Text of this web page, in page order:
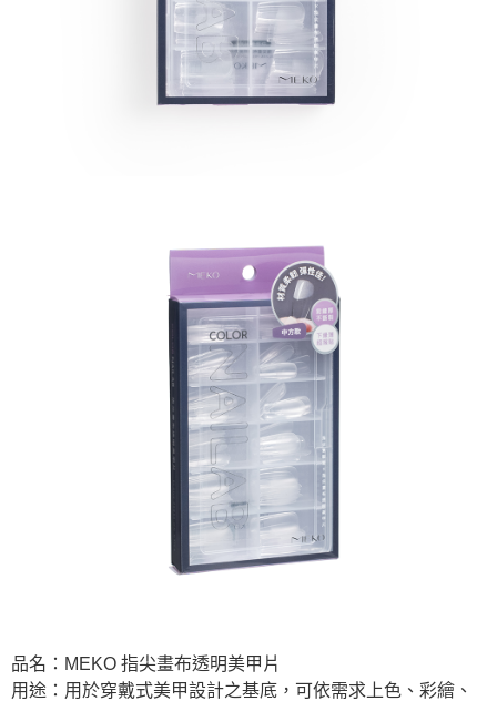
品名：MEKO 指尖畫布透明美甲片
用途：用於穿戴式美甲設計之基底，可依需求上色、彩繪、